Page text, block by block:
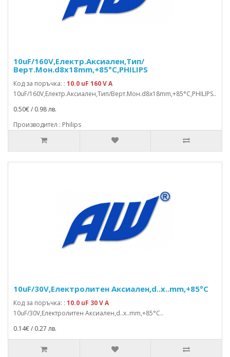
10uF/160V,Електр.Аксиален,Тип/
Верт.Мон.d8x18mm,+85°C,PHILIPS
Код за поръчка: : 10.0 uF 160 V A
10uF/160V,Електр.Аксиален,Тип/Верт.Мон.d8x18mm,+85°C,PHILIPS..
0.50€ / 0.98 лв.
Производител : Philips
10uF/30V,Електролитен Аксиален,d..x..mm,+85°C
Код за поръчка: : 10.0 uF 30 V A
10uF/30V,Електролитен Аксиален,d..x..mm,+85°C..
0.14€ / 0.27 лв.